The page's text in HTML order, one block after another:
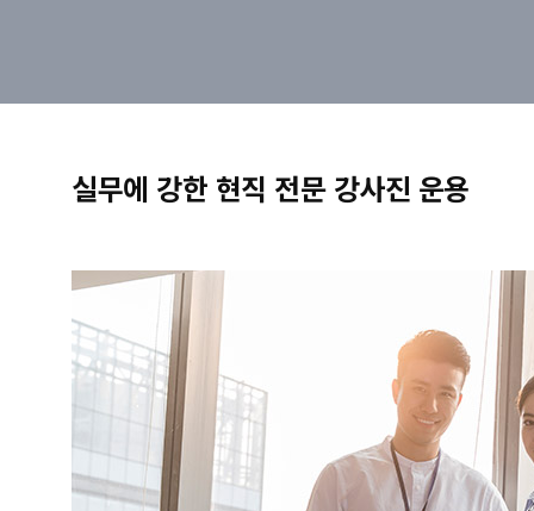
실무에 강한 현직 전문 강사진 운용